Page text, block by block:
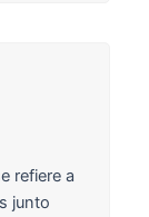
refiere a
junto